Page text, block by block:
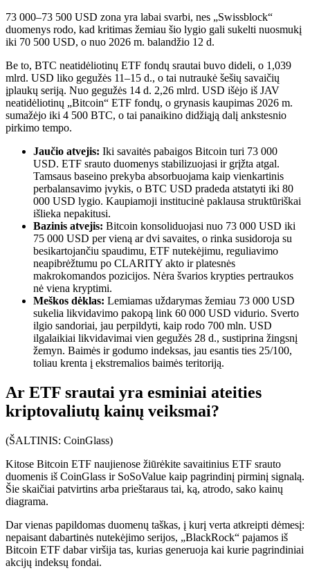
73 000–73 500 USD zona yra labai svarbi, nes „Swissblock“
duomenys rodo, kad kritimas žemiau šio lygio gali sukelti nuosmukį
iki 70 500 USD, o nuo 2026 m. balandžio 12 d.
Be to, BTC neatidėliotinų ETF fondų srautai buvo dideli, o 1,039
mlrd. USD liko gegužės 11–15 d., o tai nutraukė šešių savaičių
įplaukų seriją. Nuo gegužės 14 d. 2,26 mlrd. USD išėjo iš JAV
neatidėliotinų „Bitcoin“ ETF fondų, o grynasis kaupimas 2026 m.
sumažėjo iki 4 500 BTC, o tai panaikino didžiąją dalį ankstesnio
pirkimo tempo.
Jaučio atvejis: Iki savaitės pabaigos Bitcoin turi 73 000
USD. ETF srauto duomenys stabilizuojasi ir grįžta atgal.
Tamsaus baseino prekyba absorbuojama kaip vienkartinis
perbalansavimo įvykis, o BTC USD pradeda atstatyti iki 80
000 USD lygio. Kaupiamoji institucinė paklausa struktūriškai
išlieka nepakitusi.
Bazinis atvejis: Bitcoin konsoliduojasi nuo 73 000 USD iki
75 000 USD per vieną ar dvi savaites, o rinka susidoroja su
besikartojančiu spaudimu, ETF nutekėjimu, reguliavimo
neapibrėžtumu po CLARITY akto ir platesnės
makrokomandos pozicijos. Nėra švarios krypties pertraukos
nė viena kryptimi.
Meškos dėklas: Lemiamas uždarymas žemiau 73 000 USD
sukelia likvidavimo pakopą link 60 000 USD vidurio. Sverto
ilgio sandoriai, jau perpildyti, kaip rodo 700 mln. USD
ilgalaikiai likvidavimai vien gegužės 28 d., sustiprina žingsnį
žemyn. Baimės ir godumo indeksas, jau esantis ties 25/100,
toliau krenta į ekstremalios baimės teritoriją.
Ar ETF srautai yra esminiai ateities
kriptovaliutų kainų veiksmai?
(ŠALTINIS: CoinGlass)
Kitose Bitcoin ETF naujienose žiūrėkite savaitinius ETF srauto
duomenis iš CoinGlass ir SoSoValue kaip pagrindinį pirminį signalą.
Šie skaičiai patvirtins arba prieštaraus tai, ką, atrodo, sako kainų
diagrama.
Dar vienas papildomas duomenų taškas, į kurį verta atkreipti dėmesį:
nepaisant dabartinės nutekėjimo serijos, „BlackRock“ pajamos iš
Bitcoin ETF dabar viršija tas, kurias generuoja kai kurie pagrindiniai
akcijų indeksų fondai.